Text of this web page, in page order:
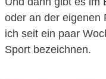
oder an der eigenen
ich seit ein paar
Sport bezeichnen.